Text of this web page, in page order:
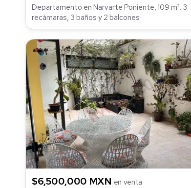
Departamento en Narvarte Poniente, 109 m², 3
recámaras, 3 baños y 2 balcones
$6,500,000 MXN en venta